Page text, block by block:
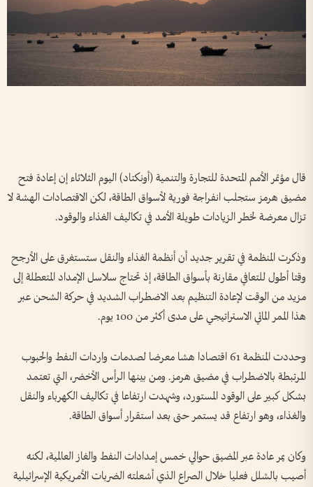
قال مؤتمر الأمم المتحدة للتجارة والتنمية (أونكتاد) اليوم ​الثلاثاء إن إعادة فتح
مضيق هرمز ستجلب انفراجة فورية ‌لأسواق ​الطاقة، لكن الاقتصادات الهشة لا
تزال معرضة لخطر الزيادات طويلة الأمد في تكاليف الغذاء والوقود.
وذكرت المنظمة في تقرير جديد أن أنظمة الغذاء والنقل ستستغرق على الأرجح
وقتا أطول للتعافي مقارنة بأسواق الطاقة، إذ تحتاج سلاسل الإمداد المتعطلة إلى
⁠مزيد من الوقت لإعادة التنظيم بعد الاضطراب الشديد في حركة الشحن عبر
هذا الممر المائي الاستراتيجي على مدى أكثر من 100 يوم.
وحددت المنظمة 61 اقتصادا هشا معرضا لصدمات واردات النفط والحبوب
المرتبطة بالاضطراب في مضيق هرمز. ومن بينها الرأس الأخضر، التي تعتمد
بشكل كبير على الوقود المستورد، وشهدت ارتفاعا في تكاليف الكهرباء والنقل
والغذاء، ‌وهو ارتفاع قد يستمر حتى بعد استقرار أسواق الطاقة.
وكان يمر عادة عبر المضيق حوالي ‌خمس إمدادات النفط والغاز العالمية، لكنه
أصيب بالشلل فعليا خلال الصراع الذي أشعلته الضربات الأمريكية الإسرائيلية